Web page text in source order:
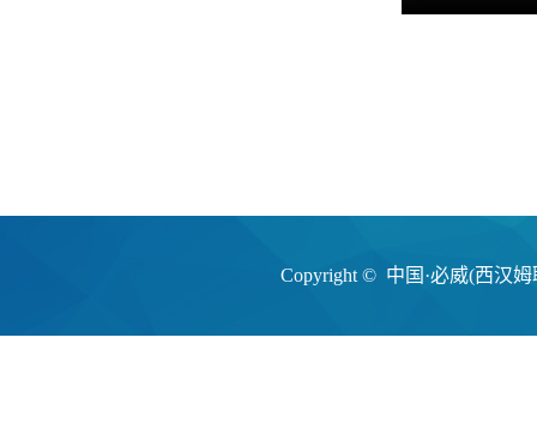
Copyright © 中国·必威(西汉